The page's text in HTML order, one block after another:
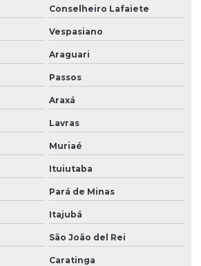
Conselheiro Lafaiete
Vespasiano
Araguari
Passos
Araxá
Lavras
Muriaé
Ituiutaba
Pará de Minas
Itajubá
São João del Rei
Caratinga